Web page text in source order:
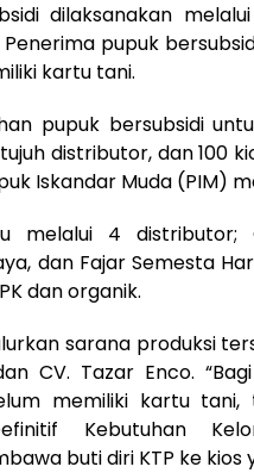
dilaksanakan
pupuk
kartu tani.
pupuk bersubsidi
distributor, dan 100
Iskandar Muda (PIM)
melalui 4
dan Fajar Semesta
dan organik.
sarana produksi
CV. Tazar Enco.
memiliki kartu
Kebutuhan
buti diri KTP ke kios